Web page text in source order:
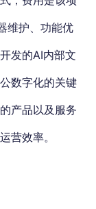
维护、功能优
发的AI内部文
数字化的关键
产品以及服务
营效率。